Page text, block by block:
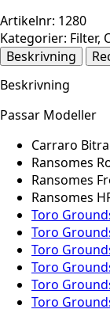
Artikelnr: 1280
Kategorier: Filter,
Beskrivning
Beskrivning
Passar Modeller
Carraro
Ransomes
Ransomes
Ransomes
Toro
Toro
Toro
Toro
Toro
Toro